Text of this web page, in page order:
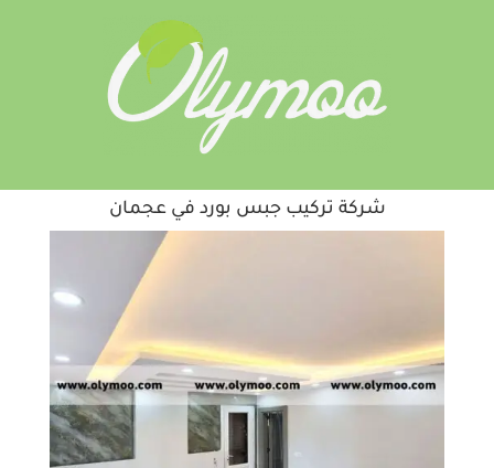
شركة تركيب جبس بورد في عجمان